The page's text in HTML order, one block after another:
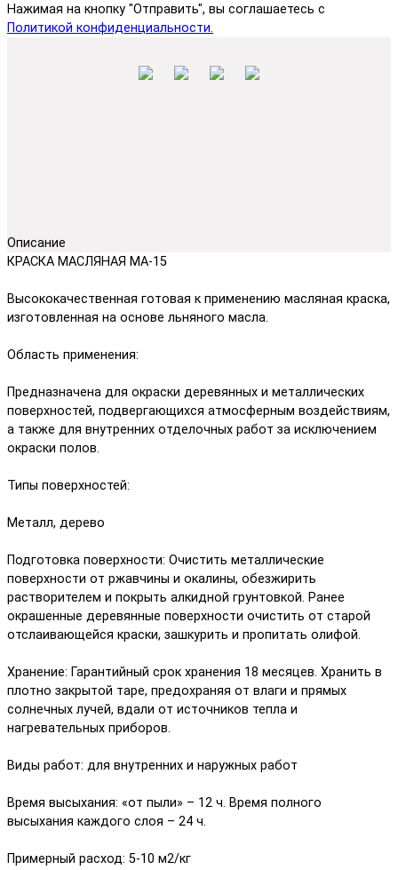
Нажимая на кнопку "Отправить", вы соглашаетесь с
Политикой конфиденциальности.
Описание
КРАСКА МАСЛЯНАЯ МА-15
Высококачественная готовая к применению масляная краска,
изготовленная на основе льняного масла.
Область применения:
Предназначена для окраски деревянных и металлических
поверхностей, подвергающихся атмосферным воздействиям,
а также для внутренних отделочных работ за исключением
окраски полов.
Типы поверхностей:
Металл, дерево
Подготовка поверхности: Очистить металлические
поверхности от ржавчины и окалины, обезжирить
растворителем и покрыть алкидной грунтовкой. Ранее
окрашенные деревянные поверхности очистить от старой
отслаивающейся краски, зашкурить и пропитать олифой.
Хранение: Гарантийный срок хранения 18 месяцев. Хранить в
плотно закрытой таре, предохраняя от влаги и прямых
солнечных лучей, вдали от источников тепла и
нагревательных приборов.
Виды работ: для внутренних и наружных работ
Время высыхания: «от пыли» – 12 ч. Время полного
высыхания каждого слоя – 24 ч.
Примерный расход: 5-10 м2/кг